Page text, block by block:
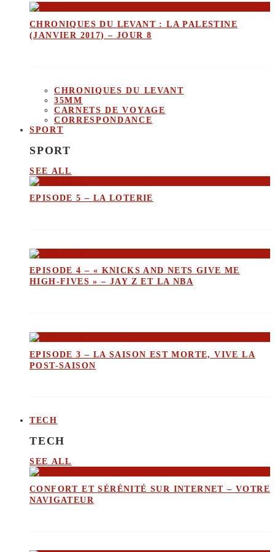
CHRONIQUES DU LEVANT : LA PALESTINE
(JANVIER 2017) – JOUR 8
CHRONIQUES DU LEVANT
35MM
CARNETS DE VOYAGE
CORRESPONDANCE
SPORT
SPORT
SEE ALL
EPISODE 5 – LA LOTERIE
EPISODE 4 – « KNICKS AND NETS GIVE ME
HIGH-FIVES » – JAY Z ET LA NBA
EPISODE 3 – LA SAISON EST MORTE, VIVE LA
POST-SAISON
TECH
TECH
SEE ALL
CONFORT ET SÉRÉNITÉ SUR INTERNET – VOTRE
NAVIGATEUR